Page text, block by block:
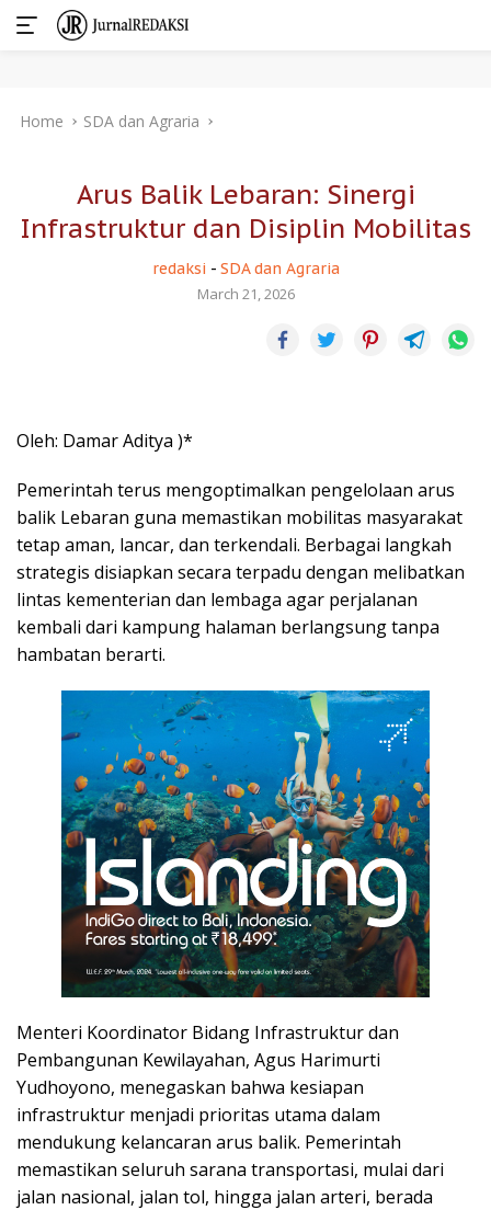
Home SDA dan Agraria
Arus Balik Lebaran: Sinergi
Infrastruktur dan Disiplin Mobilitas
redaksi - SDA dan Agraria
March 21, 2026
Oleh: Damar Aditya )*
Pemerintah terus mengoptimalkan pengelolaan arus
balik Lebaran guna memastikan mobilitas masyarakat
tetap aman, lancar, dan terkendali. Berbagai langkah
strategis disiapkan secara terpadu dengan melibatkan
lintas kementerian dan lembaga agar perjalanan
kembali dari kampung halaman berlangsung tanpa
hambatan berarti.
Menteri Koordinator Bidang Infrastruktur dan
Pembangunan Kewilayahan, Agus Harimurti
Yudhoyono, menegaskan bahwa kesiapan
infrastruktur menjadi prioritas utama dalam
mendukung kelancaran arus balik. Pemerintah
memastikan seluruh sarana transportasi, mulai dari
jalan nasional, jalan tol, hingga jalan arteri, berada